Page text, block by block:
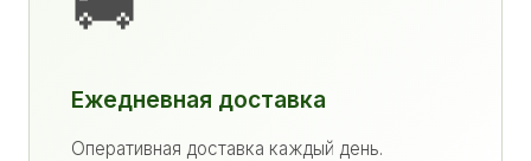
Ежедневная доставка
Оперативная доставка каждый день.